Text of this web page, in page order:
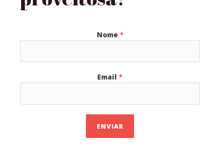
Nome *
Email *
ENVIAR